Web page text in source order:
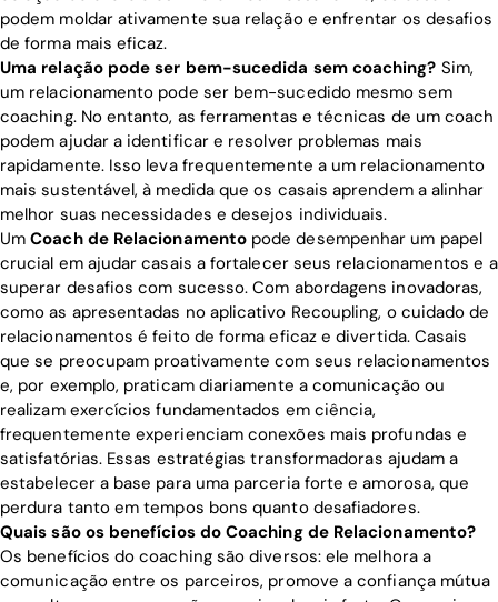
podem moldar ativamente sua relação e enfrentar os desafios
de forma mais eficaz.
Uma relação pode ser bem-sucedida sem coaching? Sim,
um relacionamento pode ser bem-sucedido mesmo sem
coaching. No entanto, as ferramentas e técnicas de um coach
podem ajudar a identificar e resolver problemas mais
rapidamente. Isso leva frequentemente a um relacionamento
mais sustentável, à medida que os casais aprendem a alinhar
melhor suas necessidades e desejos individuais.
UmCoach de Relacionamentopode desempenhar um papel
crucial em ajudar casais a fortalecer seus relacionamentos e a
superar desafios com sucesso. Com abordagens inovadoras,
como as apresentadas no aplicativo Recoupling, o cuidado de
relacionamentos é feito de forma eficaz e divertida. Casais
que se preocupam proativamente com seus relacionamentos
e, por exemplo, praticam diariamente a comunicação ou
realizam exercícios fundamentados em ciência,
frequentemente experienciam conexões mais profundas e
satisfatórias. Essas estratégias transformadoras ajudam a
estabelecer a base para uma parceria forte e amorosa, que
perdura tanto em tempos bons quanto desafiadores.
Quais são os benefícios do Coaching de Relacionamento?
Os benefícios do coaching são diversos: ele melhora a
comunicação entre os parceiros, promove a confiança mútua